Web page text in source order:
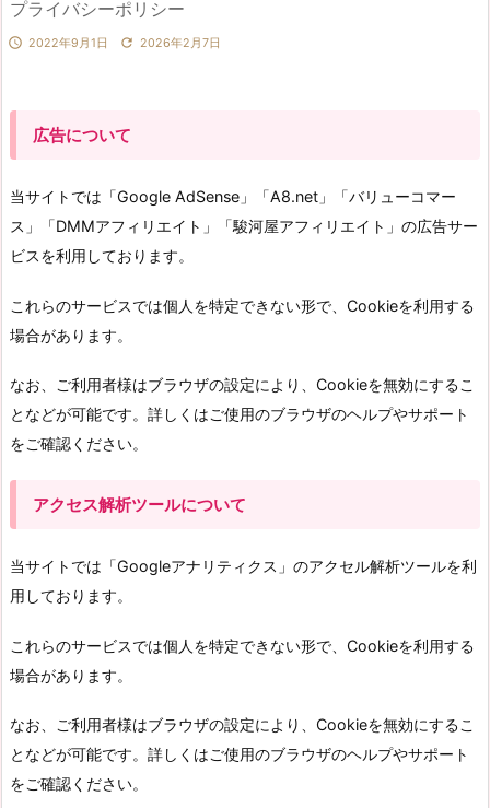
プライバシーポリシー
 2022年9月1日  2026年2月7日
広告について
当サイトでは「Google AdSense」「A8.net」「バリューコマー
ス」「DMMアフィリエイト」「駿河屋アフィリエイト」の広告サー
ビスを利用しております。
これらのサービスでは個人を特定できない形で、Cookieを利用する
場合があります。
なお、ご利用者様はブラウザの設定により、Cookieを無効にするこ
となどが可能です。詳しくはご使用のブラウザのヘルプやサポート
をご確認ください。
アクセス解析ツールについて
当サイトでは「Googleアナリティクス」のアクセル解析ツールを利
用しております。
これらのサービスでは個人を特定できない形で、Cookieを利用する
場合があります。
なお、ご利用者様はブラウザの設定により、Cookieを無効にするこ
となどが可能です。詳しくはご使用のブラウザのヘルプやサポート
をご確認ください。